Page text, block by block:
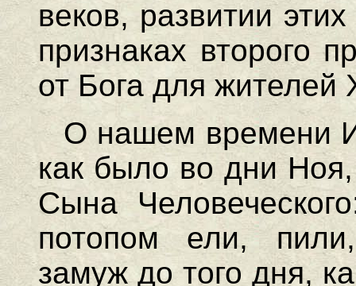
веков, развитии
признаках второго
от Бога для жителей
О нашем времени
как было во дни
Сына
потопом ели,
замуж до того дня,